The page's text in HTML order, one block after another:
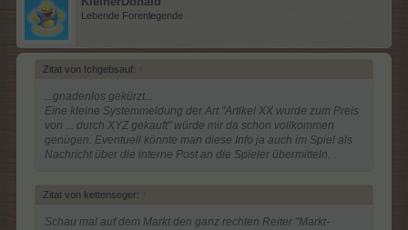
Lebende Forenlegende
Zitat von Ichgebsauf: ↑
...gnadenlos gekürzt...
Eine kleine Systemmeldung der Art "Artikel XX wurde zum Preis
von ... durch XYZ gekauft" würde mir da schon vollkommen
genügen. Eventuell könnte man diese Info ja auch im Spiel als
Nachricht über die interne Post an die Spieler übermitteln.
Zitat von kettenseger: ↑
Schau mal auf dem Markt den ganz rechten Reiter "Markt-